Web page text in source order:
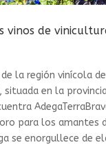
vinos de
la región vinícola
situada en la
para los amantes
se enorgullece de